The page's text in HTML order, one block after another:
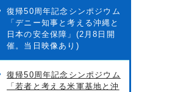
復帰50周年記念シンポジウム
「デニー知事と考える沖縄と
日本の安全保障」(2月8日開
催。当日映像あり)
復帰50周年記念シンポジウム
「若者と考える米軍基地と沖